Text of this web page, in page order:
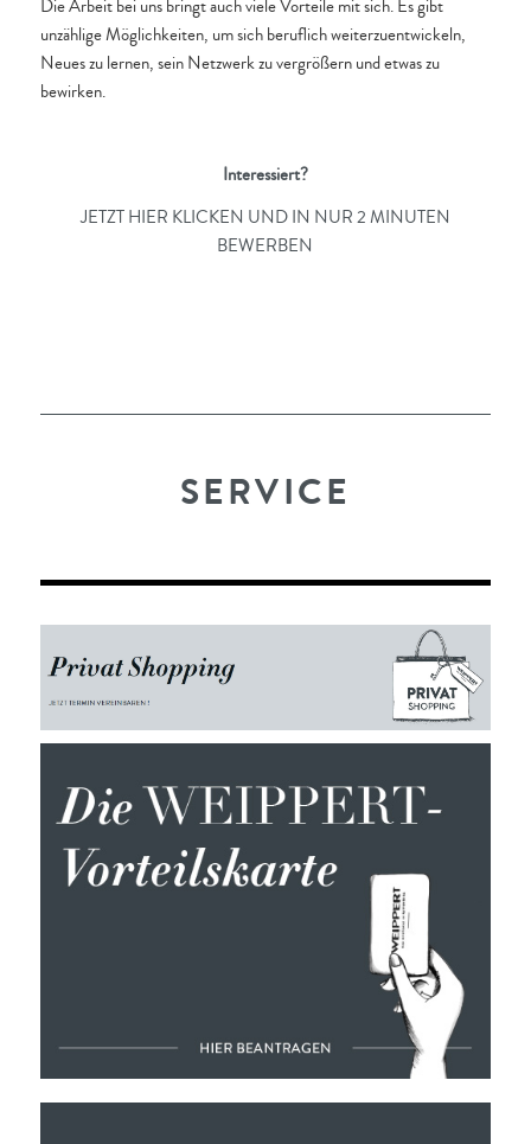
Die Arbeit bei uns bringt auch viele Vorteile mit sich. Es gibt
unzählige Möglichkeiten, um sich beruflich weiterzuentwickeln,
Neues zu lernen, sein Netzwerk zu vergrößern und etwas zu
bewirken.
Interessiert?
JETZT HIER KLICKEN UND IN NUR 2 MINUTEN
BEWERBEN
SERVICE